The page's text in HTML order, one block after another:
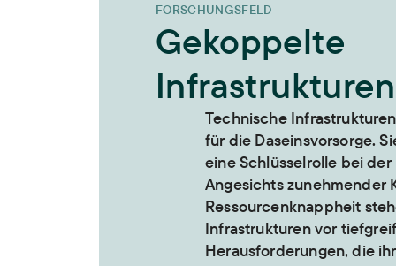
FORSCHUNGSFELD
Gekoppelte
Infrastrukturen
Technische
für die Daseinsvorsorge.
eine Schlüsselrolle bei der
Angesichts zunehmender
Ressourcenknappheit
Infrastrukturen vor
Herausforderungen, die